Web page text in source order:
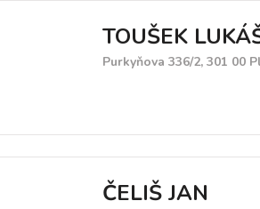
TOUŠEK
Purkyňova 336/2, 301 00
ČELIŠ JAN